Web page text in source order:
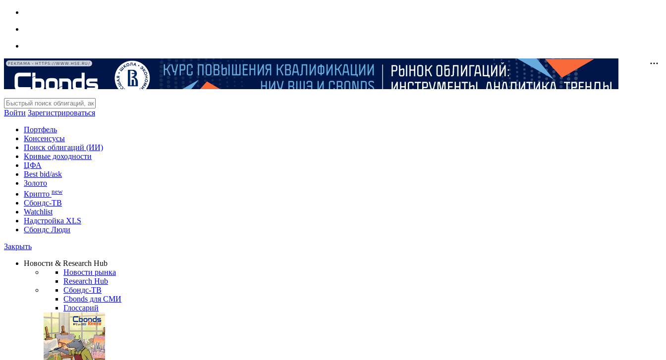
РЕКЛАМА • HTTPS://WWW.HSE.RU/
Войти Зарегистрироваться
Портфель
Консенсусы
Поиск облигаций (ИИ)
Кривые доходности
ЦФА
Best bid/ask
Золото
Крипто new
Сбондс-ТВ
Watchlist
Надстройка XLS
Сбондс Люди
Закрыть
Новости & Research Hub
Новости рынка
Research Hub
Сбондс-ТВ
Cbonds для СМИ
Глоссарий